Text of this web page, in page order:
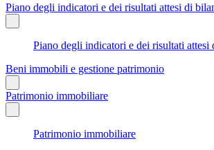
Piano degli indicatori e dei risultati attesi di
Piano degli indicatori e dei risultati attesi
Beni immobili e gestione patrimonio
Patrimonio immobiliare
Patrimonio immobiliare